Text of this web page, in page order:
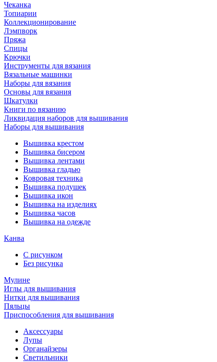
Чеканка
Топиарии
Коллекционирование
Лэмпворк
Пряжа
Спицы
Крючки
Инструменты для вязания
Вязальные машинки
Наборы для вязания
Основы для вязания
Шкатулки
Книги по вязанию
Ликвидация наборов для вышивания
Наборы для вышивания
Вышивка крестом
Вышивка бисером
Вышивка лентами
Вышивка гладью
Ковровая техника
Вышивка подушек
Вышивка икон
Вышивка на изделиях
Вышивка часов
Вышивка на одежде
Канва
С рисунком
Без рисунка
Мулине
Иглы для вышивания
Нитки для вышивания
Пяльцы
Приспособления для вышивания
Аксессуары
Лупы
Органайзеры
Светильники